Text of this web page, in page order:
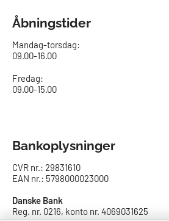
Åbningstider
Mandag-torsdag:
09.00-16.00​
Fredag:
09.00-15.00
Bankoplysninger
CVR nr.: 29831610
EAN nr.: 5798000023000
Danske Bank
Reg. nr. 0216, konto nr. 4069031625